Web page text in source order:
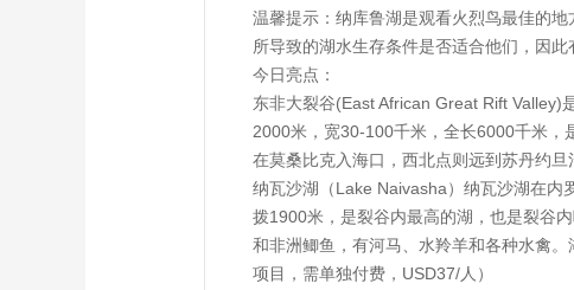
温馨提示：纳库鲁湖是观看火烈鸟最佳的
所导致的湖水生存条件是否适合他们，因
今日亮点：
东非大裂谷(East African Great Rift Valley)
2000米，宽30-100千米，全长6000千米，
在莫桑比克入海口，西北点则远到苏丹约
纳瓦沙湖（Lake Naivasha）纳瓦沙湖在内
拨1900米，是裂谷内最高的湖，也是裂谷
和非洲鲫鱼，有河马、水羚羊和各种水禽
项目，需单独付费，USD37/人）